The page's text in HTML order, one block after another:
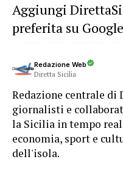
Aggiungi
preferita su Google
Redazione Web
Diretta Sicilia
Redazione centrale
giornalisti e
la Sicilia in tempo
economia, sport e
dell'isola.